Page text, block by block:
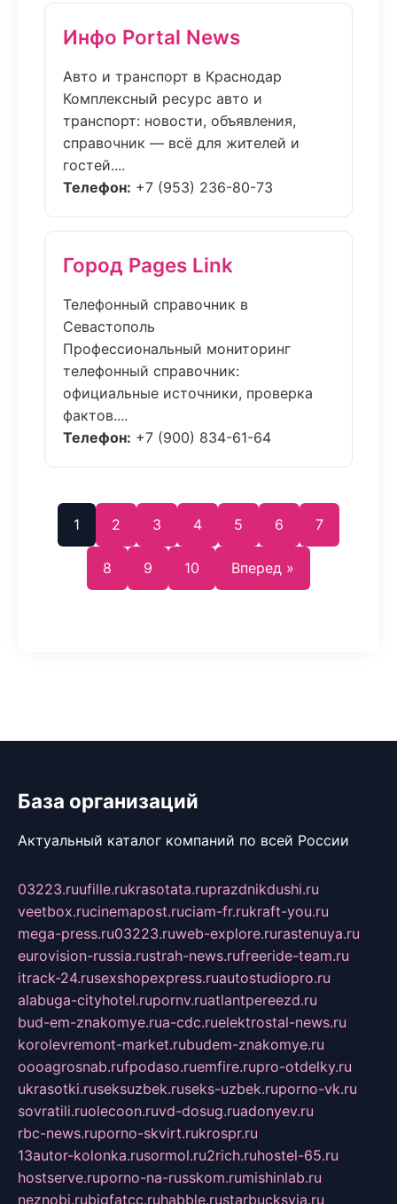
Инфо Portal News
Авто и транспорт в Краснодар
Комплексный ресурс авто и
транспорт: новости, объявления,
справочник — всё для жителей и
гостей....
Телефон: +7 (953) 236-80-73
Город Pages Link
Телефонный справочник в
Севастополь
Профессиональный мониторинг
телефонный справочник:
официальные источники, проверка
фактов....
Телефон: +7 (900) 834-61-64
1 2 3 4 5 6 7
8 9 10 Вперед »
База организаций
Актуальный каталог компаний по всей России
03223.ruufille.rukrasotata.ruprazdnikdushi.ru
veetbox.rucinemapost.ruciam-fr.rukraft-you.ru
mega-press.ru03223.ruweb-explore.rurastenuya.ru
eurovision-russia.rustrah-news.rufreeride-team.ru
itrack-24.rusexshopexpress.ruautostudiopro.ru
alabuga-cityhotel.rupornv.ruatlantpereezd.ru
bud-em-znakomye.rua-cdc.ruelektrostal-news.ru
korolevremont-market.rubudem-znakomye.ru
oooagrosnab.rufpodaso.ruemfire.rupro-otdelky.ru
ukrasotki.ruseksuzbek.ruseks-uzbek.ruporno-vk.ru
sovratili.ruolecoon.ruvd-dosug.ruadonyev.ru
rbc-news.ruporno-skvirt.rukrospr.ru
13autor-kolonka.rusormol.ru2rich.ruhostel-65.ru
hostserve.ruporno-na-russkom.rumishinlab.ru
neznobi.rubigfatcc.ruhabble.rustarbucksvia.ru